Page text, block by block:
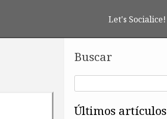
Let's Socialice!
Buscar
últimos artículos